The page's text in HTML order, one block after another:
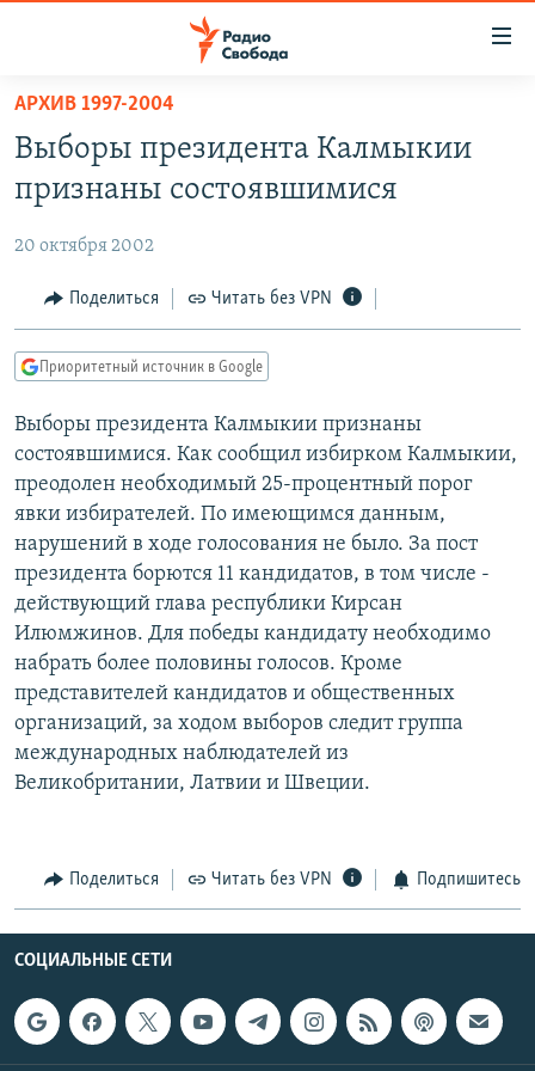
упрощенного
доступа
основному
Вернутся
главной
навигации
Вернутся
поиску
ПРОГРАММЫ
ПОДКАСТЫ
АВТОРСКИЕ ПРОЕКТЫ
ЦИТАТЫ СВОБОДЫ
МНЕНИЯ
IDEL.РЕАЛИИ
КАВКАЗ.РЕАЛИИ
СЕВЕР.РЕАЛИИ
СИБИРЬ.РЕАЛИИ
РАСПИСАНИЕ ВЕЩАНИЯ
ПОДПИШИТЕСЬ НА РАССЫЛКУ
СОЦИАЛЬНЫЕ СЕТИ
АРХИВ 1997-2004
Выборы президента Калмыкии
признаны состоявшимися
20 октября 2002
Поделиться Читать без VPN
Приоритетный источник в Google
Выборы президента Калмыкии признаны
состоявшимися. Как сообщил избирком Калмыкии,
преодолен необходимый 25-процентный порог
явки избирателей. По имеющимся данным,
нарушений в ходе голосования не было. За пост
президента борются 11 кандидатов, в том числе -
действующий глава республики Кирсан
Илюмжинов. Для победы кандидату необходимо
набрать более половины голосов. Кроме
представителей кандидатов и общественных
организаций, за ходом выборов следит группа
международных наблюдателей из
Великобритании, Латвии и Швеции.
Поделиться Читать без VPN Подпишитесь
СОЦИАЛЬНЫЕ СЕТИ